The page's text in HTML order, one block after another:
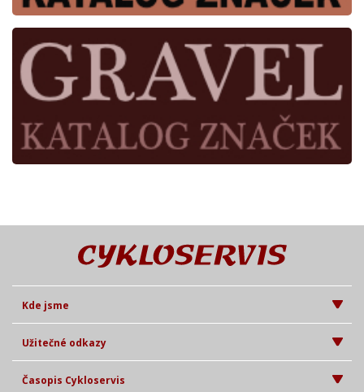
Kde jsme
Užitečné odkazy
Časopis Cykloservis